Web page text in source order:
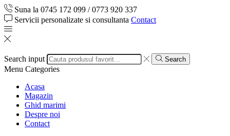
Suna la 0745 172 099 / 0773 920 337
Servicii personalizate si consultanta Contact
Search input Search
Menu Categories
Acasa
Magazin
Ghid marimi
Despre noi
Contact